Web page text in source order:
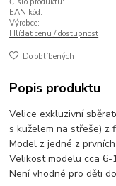
EAN kód:
Výrobce:
Hlídat cenu / dostupnost
Do oblíbených
Popis produktu
Velice exkluzivní
s kuželem na střeše) z
Model z jedné z
Velikost modelu cca 6-
Není vhodné pro děti